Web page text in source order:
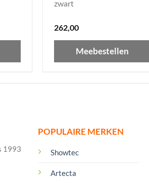
zwart
262,00
Meebestellen
1993
POPULAIRE MERKEN
Showtec
Artecta